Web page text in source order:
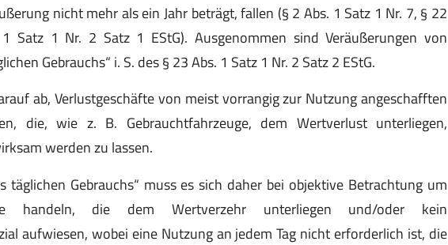
nicht mehr als ein Jahr beträgt, fallen (§ 2 Abs. 1 Satz 1 Nr. 7, § 22
Satz 1 Nr. 2 Satz 1 EStG). Ausgenommen sind Veräußerungen von
Gebrauchs“ i. S. des § 23 Abs. 1 Satz 1 Nr. 2 Satz 2 EStG.
ab, Verlustgeschäfte von meist vorrangig zur Nutzung angeschafften
die, wie z. B. Gebrauchtfahrzeuge, dem Wertverlust unterliegen,
werden zu lassen.
täglichen Gebrauchs“ muss es sich daher bei objektive Betrachtung um
handeln, die dem Wertverzehr unterliegen und/oder kein
aufwiesen, wobei eine Nutzung an jedem Tag nicht erforderlich ist, die